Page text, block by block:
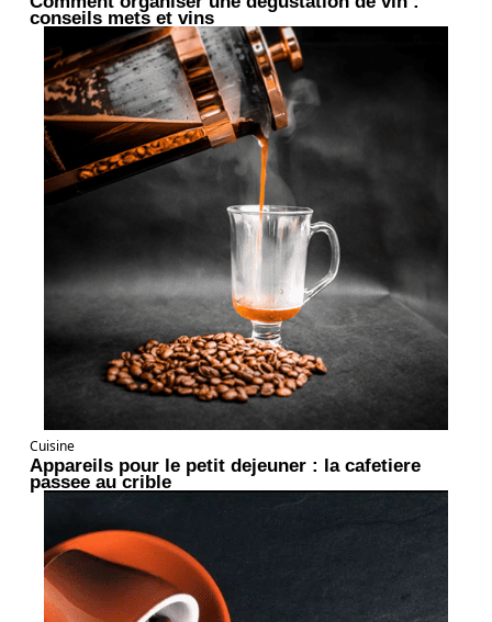
conseils mets et vins
Cuisine
Appareils pour le petit dejeuner : la cafetiere
passee au crible